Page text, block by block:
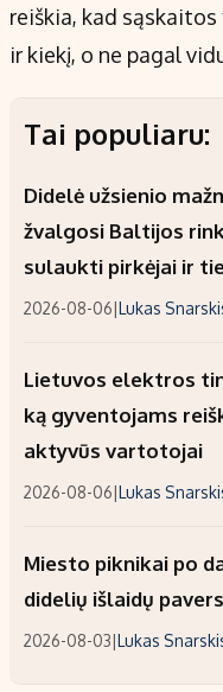
reiškia, kad
ir kiekį, o ne pagal
Tai populiaru:
Didelė užsienio
žvalgosi Baltijos
sulaukti pirkėjai ir
2026-08-06|Lukas
Lietuvos elektros
ką gyventojams
aktyvūs vartotojai
2026-08-06|Lukas
Miesto piknikai po
didelių išlaidų
2026-08-03|Lukas